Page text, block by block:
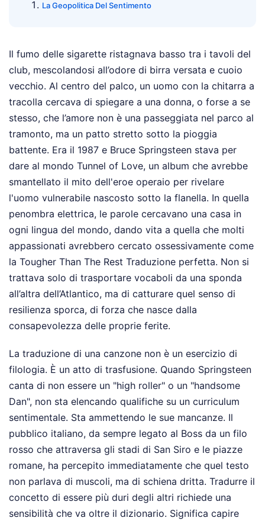
La Geopolitica Del Sentimento
Il fumo delle sigarette ristagnava basso tra i tavoli del
club, mescolandosi all’odore di birra versata e cuoio
vecchio. Al centro del palco, un uomo con la chitarra a
tracolla cercava di spiegare a una donna, o forse a se
stesso, che l’amore non è una passeggiata nel parco al
tramonto, ma un patto stretto sotto la pioggia
battente. Era il 1987 e Bruce Springsteen stava per
dare al mondo Tunnel of Love, un album che avrebbe
smantellato il mito dell'eroe operaio per rivelare
l'uomo vulnerabile nascosto sotto la flanella. In quella
penombra elettrica, le parole cercavano una casa in
ogni lingua del mondo, dando vita a quella che molti
appassionati avrebbero cercato ossessivamente come
la Tougher Than The Rest Traduzione perfetta. Non si
trattava solo di trasportare vocaboli da una sponda
all’altra dell’Atlantico, ma di catturare quel senso di
resilienza sporca, di forza che nasce dalla
consapevolezza delle proprie ferite.
La traduzione di una canzone non è un esercizio di
filologia. È un atto di trasfusione. Quando Springsteen
canta di non essere un "high roller" o un "handsome
Dan", non sta elencando qualifiche su un curriculum
sentimentale. Sta ammettendo le sue mancanze. Il
pubblico italiano, da sempre legato al Boss da un filo
rosso che attraversa gli stadi di San Siro e le piazze
romane, ha percepito immediatamente che quel testo
non parlava di muscoli, ma di schiena dritta. Tradurre il
concetto di essere più duri degli altri richiede una
sensibilità che va oltre il dizionario. Significa capire